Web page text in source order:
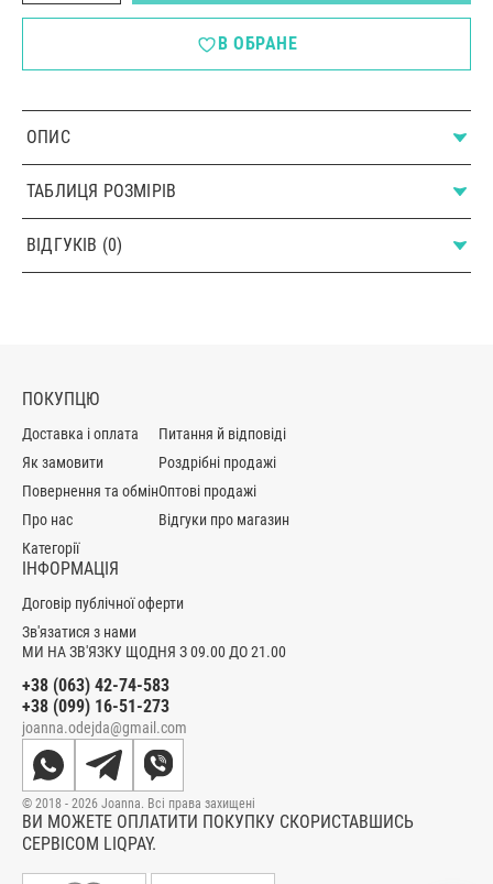
В ОБРАНЕ
ОПИС
ТАБЛИЦЯ РОЗМІРІВ
ВІДГУКІВ (0)
МИ НА ЗВ'ЯЗКУ ЩОДНЯ З 09.00 ДО 21.00
+38 (063) 42-74-583
+38 (099) 16-51-273
joanna.odejda@gmail.com
ПОКУПЦЮ
Доставка і оплата
Як замовити
Повернення та обмін
Про нас
Категорії
Питання й відповіді
Роздрібні продажі
Оптові продажі
Відгуки про магазин
ІНФОРМАЦІЯ
Договір публічної оферти
Зв'язатися з нами
ВИ МОЖЕТЕ ОПЛАТИТИ ПОКУПКУ СКОРИСТАВШИСЬ
СЕРВІСОМ LIQPAY.
© 2018 - 2026 Joanna. Всі права захищені